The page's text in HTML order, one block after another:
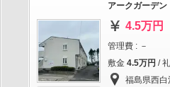
アークガーデン
4.5万円
管理費 : －
敷金 4.5万円 /
福島県西